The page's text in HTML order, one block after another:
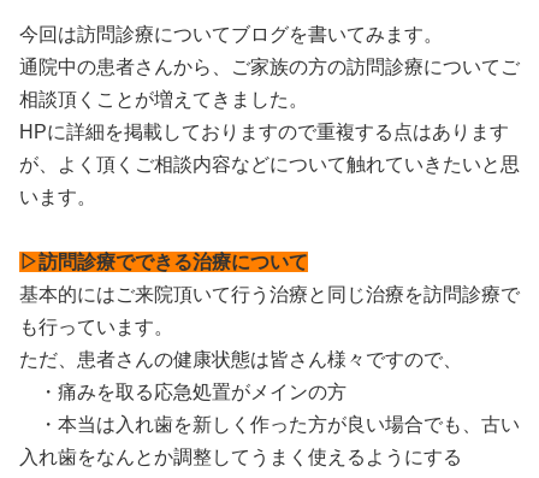
今回は訪問診療についてブログを書いてみます。
通院中の患者さんから、ご家族の方の訪問診療についてご
相談頂くことが増えてきました。
HPに詳細を掲載しておりますので重複する点はあります
が、よく頂くご相談内容などについて触れていきたいと思
います。
▷訪問診療でできる治療について
基本的にはご来院頂いて行う治療と同じ治療を訪問診療で
も行っています。
ただ、患者さんの健康状態は皆さん様々ですので、
・痛みを取る応急処置がメインの方
・本当は入れ歯を新しく作った方が良い場合でも、古い
入れ歯をなんとか調整してうまく使えるようにする